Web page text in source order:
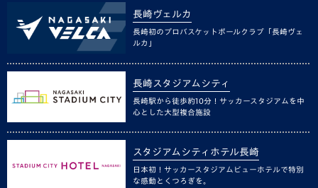
長崎ヴェルカ
長崎初のプロバスケットボールクラブ「長崎ヴェ
ルカ」
長崎スタジアムシティ
長崎駅から徒歩約10分！サッカースタジアムを中
心とした大型複合施設
スタジアムシティホテル長崎
日本初！サッカースタジアムビューホテルで特別
な感動とくつろぎを。